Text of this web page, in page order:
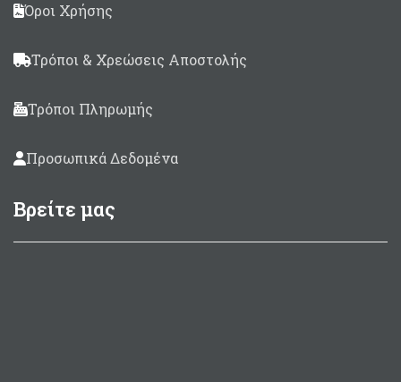
Όροι Χρήσης
Τρόποι & Χρεώσεις Αποστολής
Τρόποι Πληρωμής
Προσωπικά Δεδομένα
Βρείτε μας